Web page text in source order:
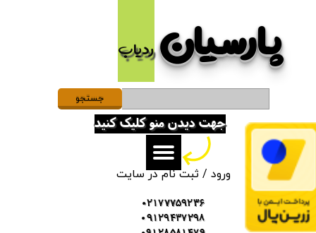
پارسیان​​​​​​​ردیاب
ورود /ثبت نام در سایت
حساب کاربری من
تغییر گذر واژه
سفارشات
خروج از حساب کاربری
02177759236
09129437298
جهت دیدن منو کلیک کنید
جستجو